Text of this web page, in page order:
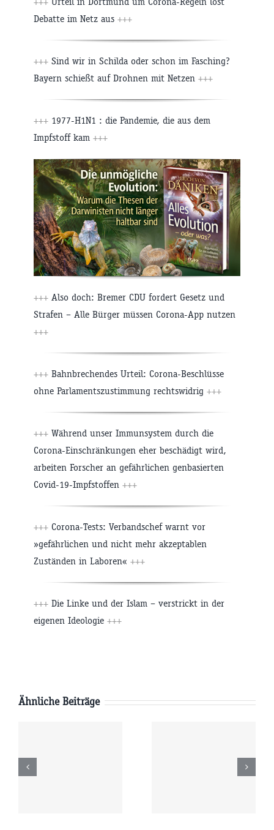
Debatte im Netz aus +++
+++ Sind wir in Schilda oder schon im Fasching?
Bayern schießt auf Drohnen mit Netzen +++
+++ 1977-H1N1 : die Pandemie, die aus dem
Impfstoff kam +++
+++ Also doch: Bremer CDU fordert Gesetz und
Strafen – Alle Bürger müssen Corona-App nutzen
+++
+++ Bahnbrechendes Urteil: Corona-Beschlüsse
ohne Parlamentszustimmung rechtswidrig +++
+++ Während unser Immunsystem durch die
Corona-Einschränkungen eher beschädigt wird,
arbeiten Forscher an gefährlichen genbasierten
Covid-19-Impfstoffen +++
+++ Corona-Tests: Verbandschef warnt vor
»gefährlichen und nicht mehr akzeptablen
Zuständen in Laboren« +++
+++ Die Linke und der Islam – verstrickt in der
eigenen Ideologie +++
Ähnliche Beiträge
Donnerstag
06.08.2026